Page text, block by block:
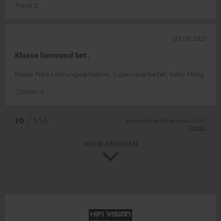
Frank D.
Klasse Surround Set.
Klasse Preis Leistungsverhältnis. Super verarbeitet, toller Klang.
Cosmici F.
05.09.2025